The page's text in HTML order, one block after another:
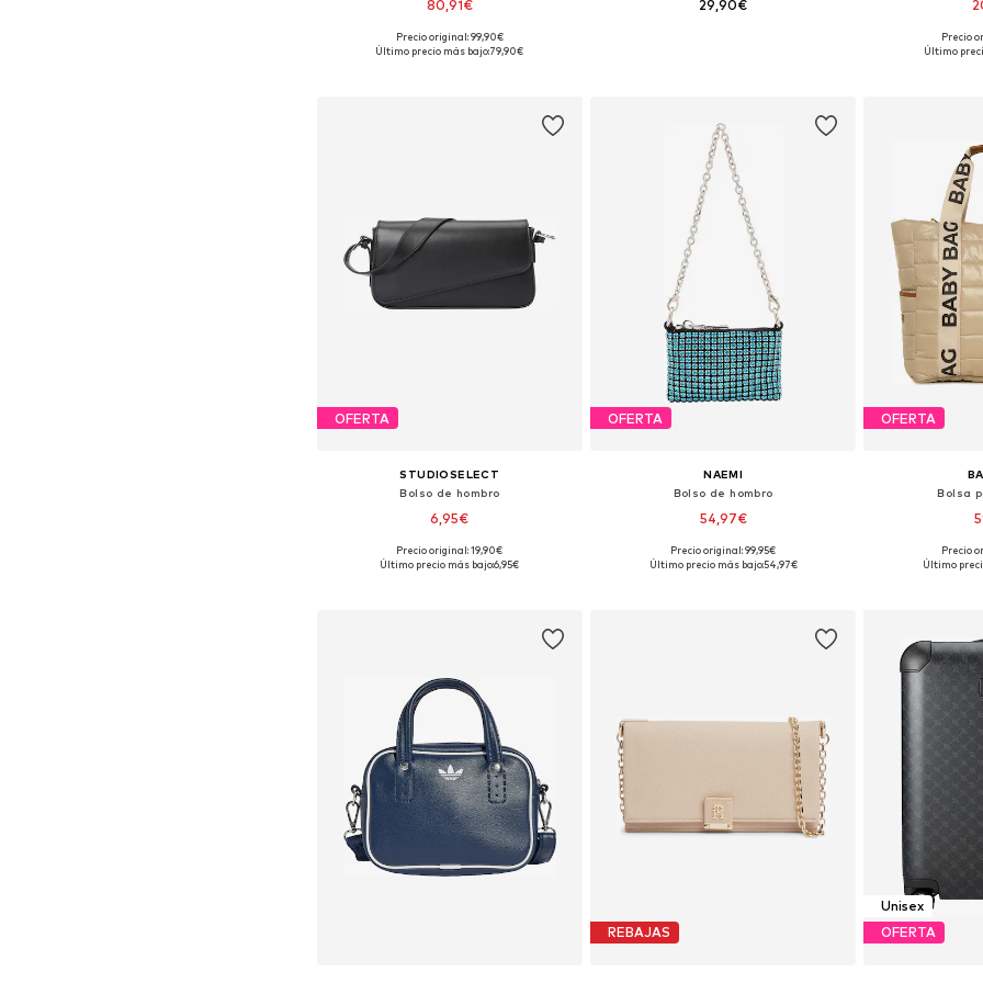
80,91€
Tallas disponibles: One Size
Precio original: 99,90€
Último precio más bajo:79,90€
29,90€
Tallas
Precio
Último
OFERTA
STUDIOSELECT
Bolso de hombro
6,95€
Tallas disponibles: One Size
Precio original: 19,90€
Último precio más bajo:6,95€
OFERTA
NAEMI
Bolso de hombro
54,97€
+9
Tallas disponibles: One Size
Precio original: 99,95€
Último precio más bajo:54,97€
OFERTA
Bolsa
Tallas
Precio
Último
REBAJAS
Unisex
OFERTA